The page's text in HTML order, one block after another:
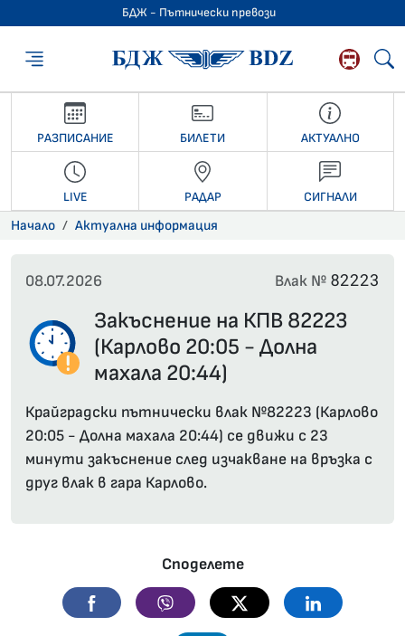
БДЖ - Пътнически превози
БДЖ -
РАЗПИСАНИЕ БИЛЕТИ АКТУАЛНО
LIVE РАДАР СИГНАЛИ
Начало Актуална информация
08.07.2026 Влак № 82223
Закъснение на КПВ 82223
(Карлово 20:05 - Долна
махала 20:44)
Крайградски пътнически влак №82223 (Карлово
20:05 - Долна махала 20:44) се движи с 23
минути закъснение след изчакване на връзка с
друг влак в гара Карлово.
Споделете
Facebook Viber Twitter Linkedin